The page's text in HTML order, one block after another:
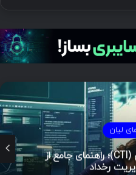
لیان
هوش تهدیدات سایبری (CTI)؛ راهنمای جامع از
رخداد